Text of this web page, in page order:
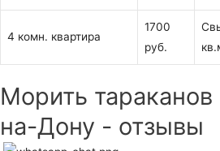
4 комн. квартира
1700
руб.
Морить тараканов
на-Дону - отзывы